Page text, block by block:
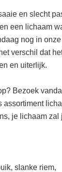
en slecht
een lichaam
nog in
verschil dat
en uiterlijk.
Bezoek
assortiment
je lichaam zal
slanke riem,